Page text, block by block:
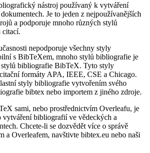
nástroj používaný k vytváření
Je to jeden z nejpoužívanějších
a podporuje mnoho různých stylů
citací.
nepodporuje všechny styly
s BibTeXem, mnoho stylů bibliografie je
bibliografie BibTeX. Tyto styly
formáty APA, IEEE, CSE a Chicago.
styly bibliografie vytvořením svého
bibtex nebo importem z jiného zdroje.
sami, nebo prostřednictvím Overleafu, je
vytváření bibliografií ve vědeckých a
Chcete-li se dozvědět více o správě
a Overleafem, navštivte bibtex.eu nebo naši